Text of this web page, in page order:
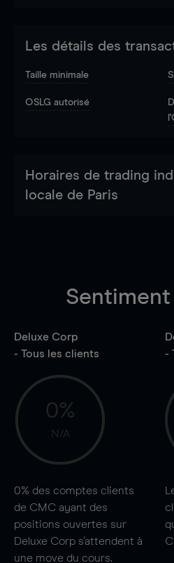
Les détails des
Taille minimale
OSLG autorisé
Horaires de trading
locale de Paris
Deluxe Corp
- Tous les clients
0%
N/A
0% des comptes clients
de CMC ayant des
positions ouvertes sur
Deluxe Corp s'attendent à
une move du cours.
-